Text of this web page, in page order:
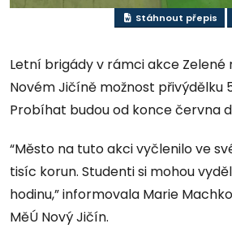
Stáhnout přepis
Letní brigády v rámci akce
Novém Jičíně možnost přivýdělku
Probíhat budou od konce června
“Město na tuto akci vyčlenilo ve
tisíc korun. Studenti si mohou
hodinu,” informovala Marie
MěÚ Nový Jičín.